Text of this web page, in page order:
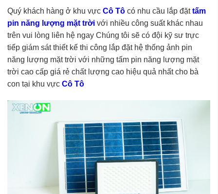
Quý khách hàng ở khu vực Cô Tô có nhu cầu lắp đặttấm
pin năng lượng mặt trời với nhiều công suất khác nhau
trên vui lòng liên hệ ngay Chúng tôi sẽ có đội kỹ sư trực
tiếp giám sát thiết kế thi công lắp đặt hệ thống ảnh pin
năng lượng mặt trời với những tấm pin năng lượng mặt
trời cao cấp giá rẻ chất lượng cao hiệu quả nhất cho bà
con tại khu vực Cô Tô